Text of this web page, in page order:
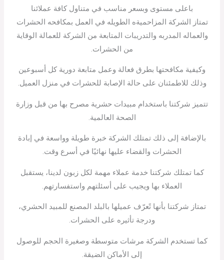
باعلى مستوى وبسعر مناسب في متناول كافة عملائنا
تمتاز الشركة المزاحميةه الطويله في العمل بمكافحه الحشرات
والعماله المدربه والتدريبات المتابعة من الشركة للعمالة الوقاية
من الحشرات.
وكيفية مكافحتها بطرق فعالة وعمل متابعة دورية كل أسبوعين
وذلك للاطمئنان على حالة الإصابة للحشرات في منزل العميل.
تتميز شركتنا باستخدام مبيدات حشرية مصرح بها من قبل وزارة
الصحة العالمية.
بالإضافة إلى ذلك تمتلك الشركة خبرة طويلة وواسعة في إبادة
الحشرات والقضاء عليها نهائيًا في أسرع وقت.
كما تمتلك شركتنا خدمة عملاء مهمة لكل زبون لدينا، يستقبل
العملاء بها ويجيب على أسئلتهم واستفسارتهم.
تمتاز شركتنا بأنها تًعرّف عميلها بالبلد المصنع للمبيد الحشري،
ودرجة تأثيره على الحشرات.
كما تستخدم الشركة مرشات متوسطة وصغيرة الحجم للوصول
إلى الأماكن الضيقة.